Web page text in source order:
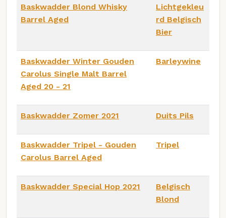
Baskwadder Blond Whisky
Barrel Aged
Lichtgekleu
rd Belgisch
Bier
Baskwadder Winter Gouden
Carolus Single Malt Barrel
Aged 20 - 21
Barleywine
Baskwadder Zomer 2021 Duits Pils
Baskwadder Tripel - Gouden
Carolus Barrel Aged
Tripel
Baskwadder Special Hop 2021
Belgisch
Blond